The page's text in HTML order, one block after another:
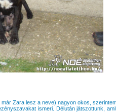
Zara lesz a neve) nagyon okos,
ismeri. Délután játszottunk,